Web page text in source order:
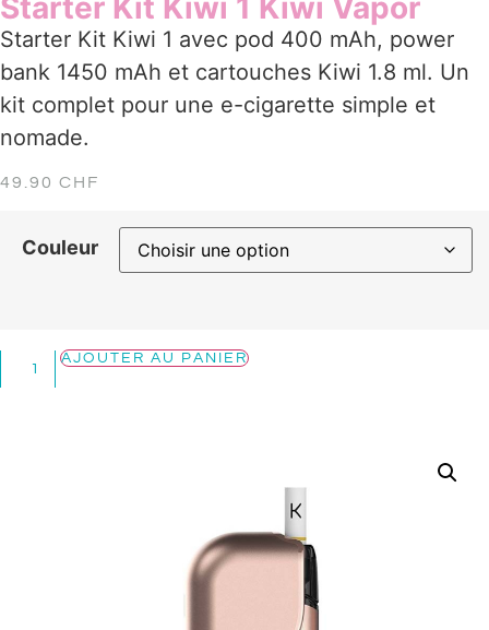
Starter Kit Kiwi 1 avec pod 400 mAh, power
bank 1450 mAh et cartouches Kiwi 1.8 ml. Un
kit complet pour une e-cigarette simple et
nomade.
49.90 CHF
Couleur
AJOUTER AU PANIERAlternative: